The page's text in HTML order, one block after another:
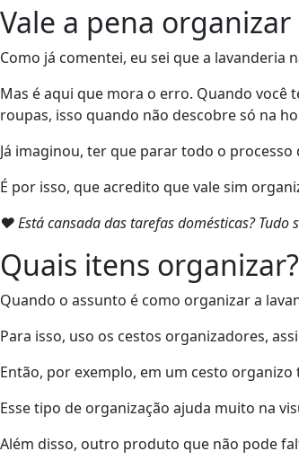
Vale a pena
Como já comentei, eu sei que a
Mas é aqui que mora o erro. Quando
roupas, isso quando não descobre só na
Já imaginou, ter que parar todo o
É por isso, que acredito que vale sim
❤ Está cansada das tarefas domésticas? Tudo
Quais itens organizar?
Quando o assunto é como organizar a
Para isso, uso os cestos organizadores,
Então, por exemplo, em um cesto
Esse tipo de organização ajuda muito na
Além disso, outro produto que não pode